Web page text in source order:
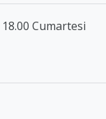
Cumartesi